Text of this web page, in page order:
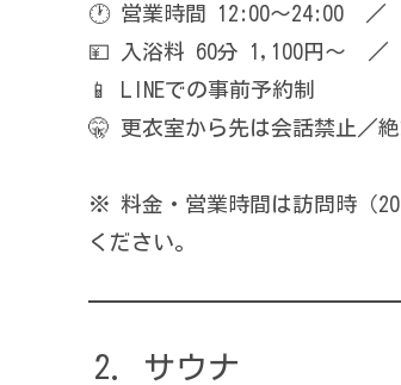
🕐 営業時間 12:00〜24:00 ／
💴 入浴料 60分 1,100円〜
📱 LINEでの事前予約制
🤫 更衣室から先は会話禁止／
※ 料金・営業時間は訪問時（
ください。
サウナ